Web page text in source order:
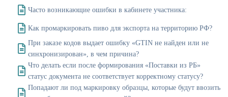
Часто возникающие ошибки в кабинете участника:
Как промаркировать пиво для экспорта на территорию РФ?
При заказе кодов выдает ошибку «GTIN не найден или не
синхронизирован», в чем причина?
Что делать если после формирования «Поставки из РБ»
статус документа не соответствует корректному статусу?
Попадают ли под маркировку образцы, которые будут ввозить